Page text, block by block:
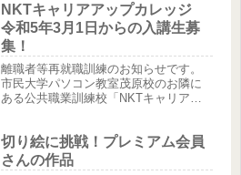
験も受付中！！！ご興味の...
NKTキャリアアップカレッジ
令和5年3月1日からの入講生募
集！
離職者等再就職訓練のお知らせです。
市民大学パソコン教室茂原校のお隣に
ある公共職業訓練校「NKTキャリアア
実務基礎科』の訓練生を募集していま
す！今やどんな業界・職種でも...
切り絵に挑戦！プレミアム会員
さんの作品